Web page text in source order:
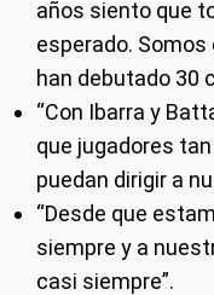
años siento que
esperado.
han debutado 30
“Con Ibarra y
que jugadores
puedan dirigir a
“Desde que
siempre y a
casi siempre”.